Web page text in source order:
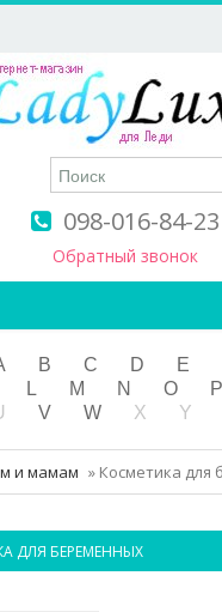
098-016-84-23
Обратный звонок
B C D E
L M N O P
V W X Y
и мамам » Косметика для
ДЛЯ БЕРЕМЕННЫХ